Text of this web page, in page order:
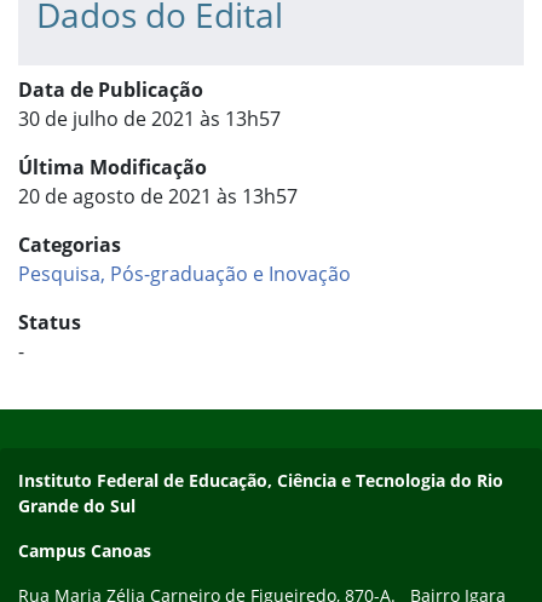
Dados do Edital
Data de Publicação
30 de julho de 2021 às 13h57
Última Modificação
20 de agosto de 2021 às 13h57
Categorias
Pesquisa, Pós-graduação e Inovação
Status
-
Instituto Federal de Educação, Ciência e Tecnologia do Rio
Grande do Sul
Campus Canoas
Rua Maria Zélia Carneiro de Figueiredo, 870-A. Bairro Igara